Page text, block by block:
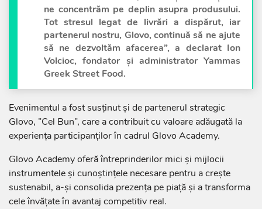
ne concentrăm pe deplin asupra produsului.
Tot stresul legat de livrări a dispărut, iar
partenerul nostru, Glovo, continuă să ne ajute
să ne dezvoltăm afacerea”, a declarat Ion
Volcioc, fondator și administrator Yammas
Greek Street Food.
Evenimentul a fost susținut și de partenerul strategic
Glovo, ”Cel Bun”, care a contribuit cu valoare adăugată la
experiența participanților în cadrul Glovo Academy.
Glovo Academy oferă întreprinderilor mici și mijlocii
instrumentele și cunoștințele necesare pentru a crește
sustenabil, a-și consolida prezența pe piață și a transforma
cele învățate în avantaj competitiv real.